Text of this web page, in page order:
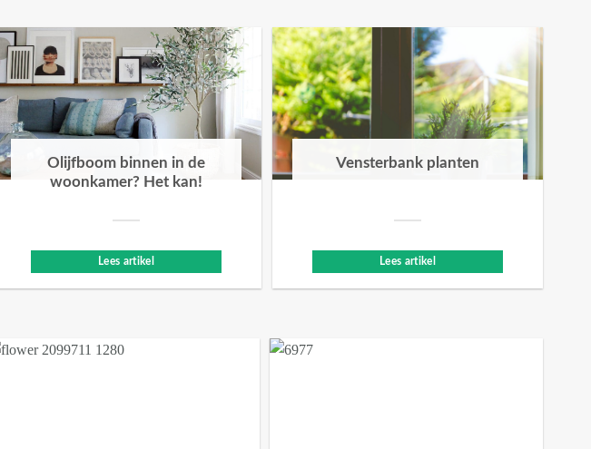
Olijfboom binnen in de
woonkamer? Het kan!
Lees artikel
Vensterbank planten
Lees artikel